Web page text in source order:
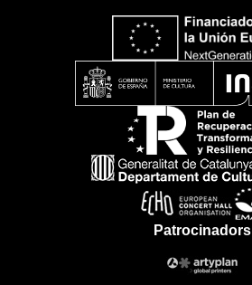
Patrocinadors